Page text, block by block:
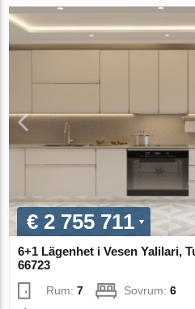
€ 2 755 711
6+1 Lägenhet i Vesen Yalilari,
66723
Rum:7 Sovrum:6